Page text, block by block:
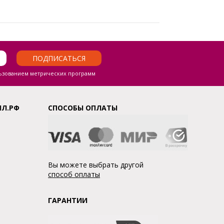
ПОДПИСАТЬСЯ
метрических программ
СПОСОБЫ ОПЛАТЫ
Вы можете выбрать другой
способ оплаты
ГАРАНТИИ